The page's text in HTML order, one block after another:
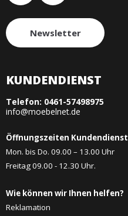
Newsletter
KUNDENDIENST
Telefon: 0461-57498975
info@moebelnet.de
Öffnungszeiten Kundendienst
Mon. bis Do. 09.00 – 13.00 Uhr
Freitag 09.00 - 12.30 Uhr.
Wie können wir Ihnen helfen?
Reklamation